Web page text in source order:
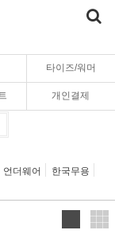
타이즈/워머
개인결제
언더웨어
한국무용